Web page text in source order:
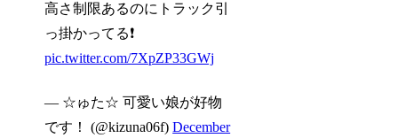
高さ制限あるのにトラック引
っ掛かってる❗️
pic.twitter.com/7XpZP33GWj
— ☆ゅた☆ 可愛い娘が好物
です！ (@kizuna06f)December